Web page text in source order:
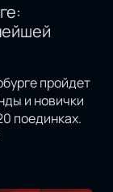
пройдет
и новички
поединках.